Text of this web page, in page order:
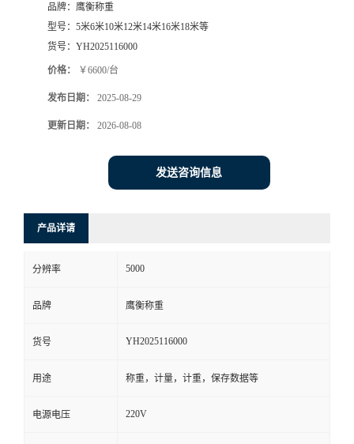
品牌： 鹰衡称重
型号： 5米6米10米12米14米16米18米等
货号： YH2025116000
价格： ￥6600/台
发布日期： 2025-08-29
更新日期： 2026-08-08
发送咨询信息
产品详请
分辨率 5000
品牌 鹰衡称重
货号 YH2025116000
用途 称重，计量，计重，保存数据等
电源电压 220V